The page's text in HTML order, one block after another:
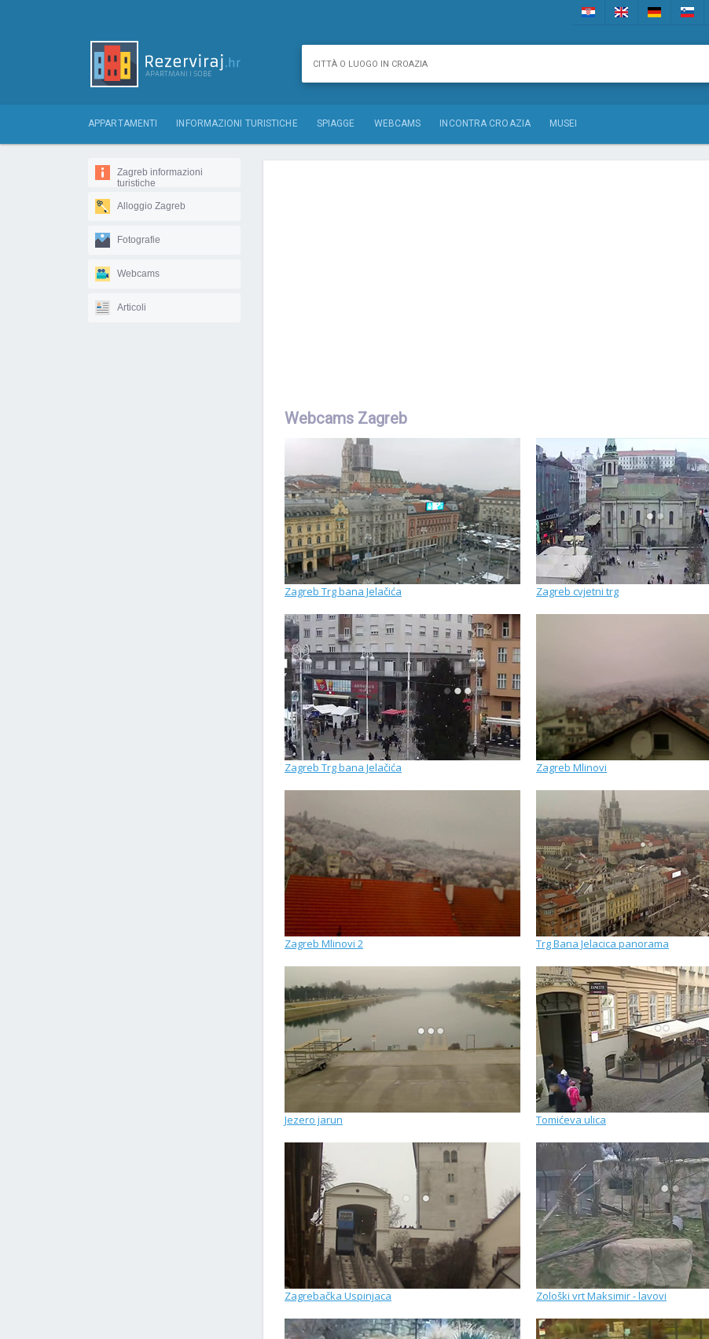
APPARTAMENTI INFORMAZIONI TURISTICHE SPIAGGE WEBCAMS INCONTRA CROAZIA MUSEI
Zagreb informazioni
turistiche
Alloggio Zagreb
Fotografie
Webcams
Articoli
Webcams Zagreb
Zagreb Trg bana Jelačića Zagreb cvjetni trg
Zagreb Trg bana Jelačića Zagreb Mlinovi
Zagreb Mlinovi 2 Trg Bana Jelacica panorama
Jezero jarun Tomićeva ulica
Zagrebačka Uspinjaca Zološki vrt Maksimir - lavovi